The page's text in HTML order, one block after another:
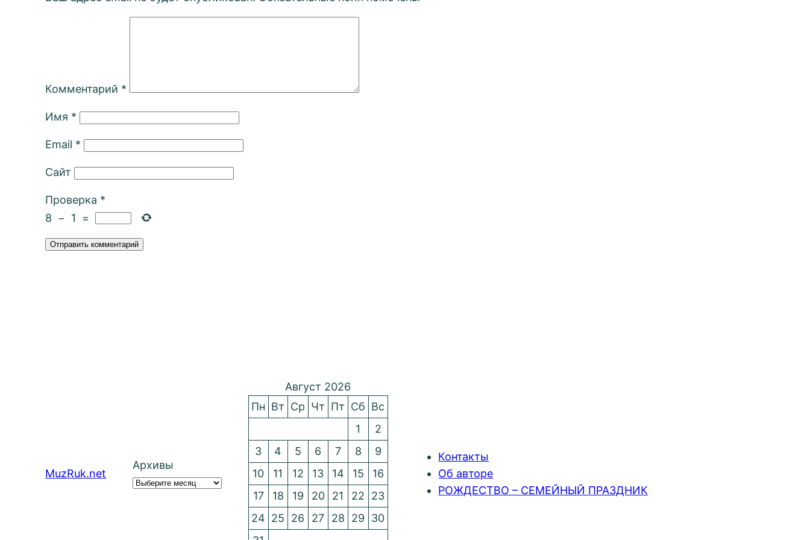
Комментарий *
Имя *
Email *
Сайт
Проверка *
8 − 1 =
MuzRuk.net
Архивы
Август 2026
Пн Вт Ср Чт Пт Сб Вс
1
2
3
4 5 6 7 8
9
10
11 12 13 14 15
16
17
18 19 20 21 22
23
24 25 26 27 28 29
30
Контакты
Об авторе
РОЖДЕСТВО – СЕМЕЙНЫЙ ПРАЗДНИК